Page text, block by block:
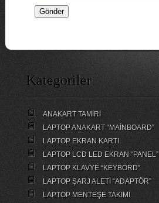
Kategoriler
ANAKART TAMİRİ
LAPTOP ANAKART “MAİNBOARD”
LAPTOP EKRAN KARTI
LAPTOP LCD LED EKRAN “PANEL”
LAPTOP KLAVYE “KEYBORD”
LAPTOP ŞARJ ALETİ “ADAPTÖR”
LAPTOP MENTEŞE TAKIMI